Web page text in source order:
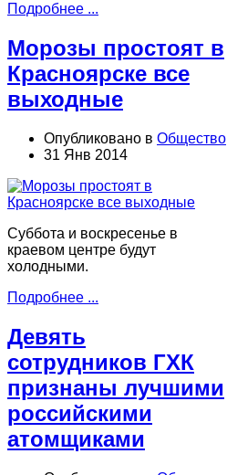
Подробнее ...
Морозы простоят в
Красноярске все
выходные
Опубликовано в Общество
31 Янв 2014
Суббота и воскресенье в
краевом центре будут
холодными.
Подробнее ...
Девять
сотрудников ГХК
признаны лучшими
российскими
атомщиками